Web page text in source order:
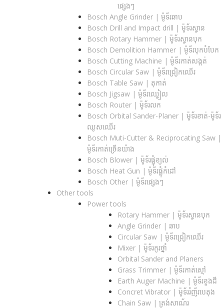
ផ្សេងៗ
Bosch Angle Grinder | ម៉ូទ័រឆាប
Bosch Drill and Impact drill | ម៉ូទ័រស្វាន
Bosch Rotary Hammer | ម៉ូទ័រស្វានបុក
Bosch Demolition Hammer | ម៉ូទ័របុកបំបែក
Bosch Cutting Machine | ម៉ូទ័រកាត់សង្កត់
Bosch Circular Saw | ម៉ូទ័រជ្រៀកឈើរ
Bosch Table Saw | តុកាត់
Bosch Jigsaw | ម៉ូទ័រឈ្វៀល
Bosch Router | ម៉ូទ័រលក
Bosch Orbital Sander-Planer​ | ម៉ូទ័រខាត់-ម៉ូទ័រ
ឈូសឈើរ
Bosch Muti-Cutter & Reciprocating Saw​ |
ម៉ូទ័រកាត់ច្រើនយ៉ាង
Bosch Blower | ម៉ូទ័រផ្លុំខ្យល់
Bosch Heat Gun | ម៉ូទ័រផ្លុំកំដៅ
Bosch Other | ម៉ូទ័រផ្សេងៗ
Other tools
Power tools
Rotary Hammer | ម៉ូទ័រស្វានបុក
Angle Grinder | ឆាប
Circular Saw​ | ម៉ូទ័រជ្រៀកឈើរ
Mixer | ម៉ូទ័រកូរថ្នាំ
Orbital Sander and Planers
Grass Trimmer | ម៉ូទ័រកាត់ស្មៅ
Earth Auger Machine | ម៉ូទ័រខួងដី
Concret Vibrator | ម៉ូទ័ររំញ័របេតុង
Chain Saw | ត្រង់សាណ័រ